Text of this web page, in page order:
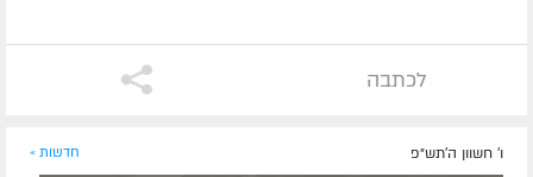
לכתבה
ו' חשוון ה׳תש״פ חדשות »